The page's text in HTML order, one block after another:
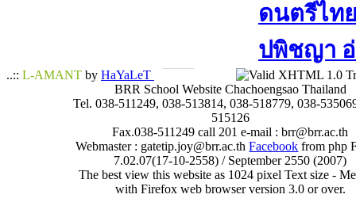
ดนตรีไท
ปพิชญา​ อ่
..:: L-AMANT by HaYaLeT
BRR School Website Chachoengsao Thailand
Tel. 038-511249, 038-513814, 038-518779, 038-
515126
Fax.038-511249 call 201 e-mail : brr@brr.ac.th
Webmaster : gatetip.joy@brr.ac.thFacebook from php
7.02.07(17-10-2558) / September 2550 (2007)
The best view this website as 1024 pixel Text size -
with Firefox web browser version 3.0 or over.